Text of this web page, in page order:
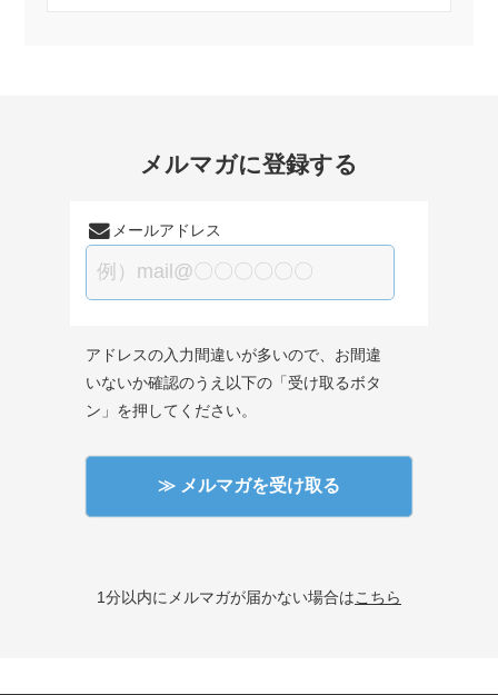
メルマガに登録する
メールアドレス
アドレスの入力間違いが多いので、お間違
いないか確認のうえ以下の「受け取るボタ
ン」を押してください。
1分以内にメルマガが届かない場合は こちら